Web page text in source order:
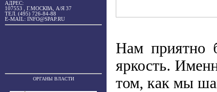
АДРЕС:
107553 , Г.МОСКВА, А/Я 37
ТЕЛ. (495) 726-84-88
E-MAIL: INFO@SPAP.RU
ОРГАНЫ ВЛАСТИ
Нам приятно
яркость.
том, как мы